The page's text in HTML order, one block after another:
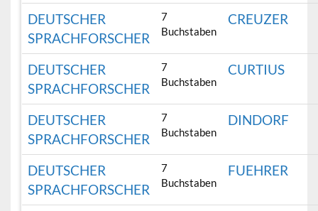
DEUTSCHER
SPRACHFORSCHER
7
Buchstaben
CREUZER
DEUTSCHER
SPRACHFORSCHER
7
Buchstaben
CURTIUS
DEUTSCHER
SPRACHFORSCHER
7
Buchstaben
DINDORF
DEUTSCHER
SPRACHFORSCHER
7
Buchstaben
FUEHRER